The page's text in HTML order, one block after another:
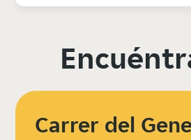
Carrer del